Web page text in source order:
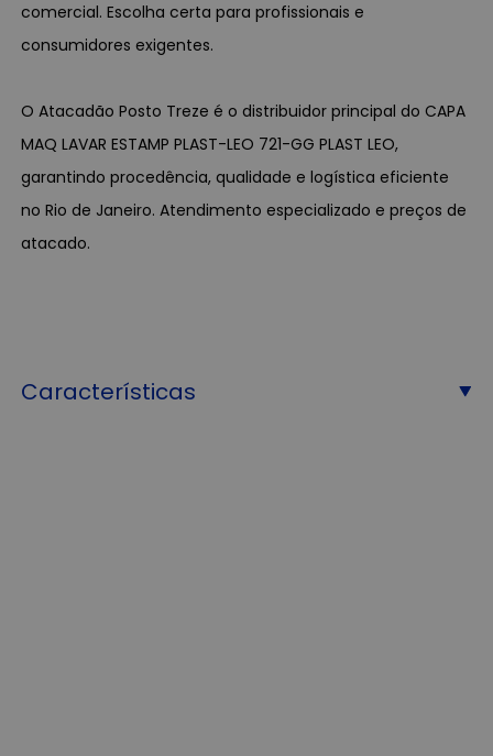
comercial. Escolha certa para profissionais e
consumidores exigentes.
O Atacadão Posto Treze é o distribuidor principal do CAPA
MAQ LAVAR ESTAMP PLAST-LEO 721-GG PLAST LEO,
garantindo procedência, qualidade e logística eficiente
no Rio de Janeiro. Atendimento especializado e preços de
atacado.
Características